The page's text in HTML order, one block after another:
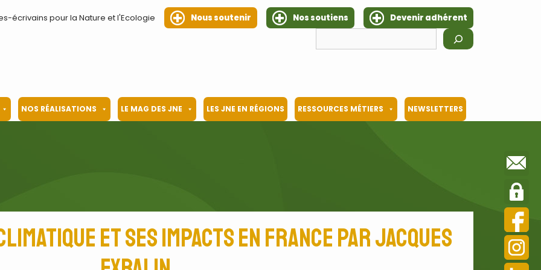
écrivains pour la Nature et l'Ecologie Nous soutenir Nos soutiens
Devenir adhérent
NOS RÉALISATIONS LE MAG DES JNE LES JNE EN RÉGIONS RESSOURCES MÉTIERS NEWSLETTERS
et ses impacts en France par Jacques